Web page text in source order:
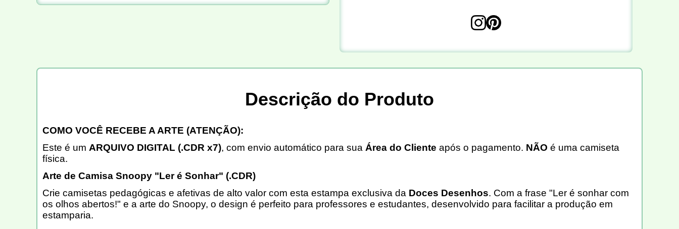
Descrição do Produto
COMO VOCÊ RECEBE A ARTE (ATENÇÃO):
Este é um ARQUIVO DIGITAL (.CDR x7), com envio automático para sua Área do Cliente após o pagamento. NÃO é uma camiseta
física.
Arte de Camisa Snoopy "Ler é Sonhar" (.CDR)
Crie camisetas pedagógicas e afetivas de alto valor com esta estampa exclusiva da Doces Desenhos. Com a frase "Ler é sonhar com
os olhos abertos!" e a arte do Snoopy, o design é perfeito para professores e estudantes, desenvolvido para facilitar a produção em
estamparia.